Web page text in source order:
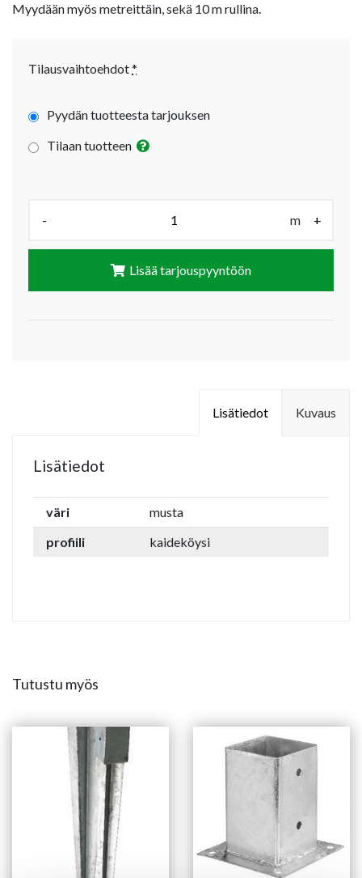
Myydään myös metreittäin, sekä 10 m rullina.
Tilausvaihtoehdot*
Pyydän tuotteesta tarjouksen
Tilaan tuotteen
- m +
Lisää tarjouspyyntöön
Kuvaus
Lisätiedot
Lisätiedot
väri
musta
profiili
kaideköysi
Tutustu myös